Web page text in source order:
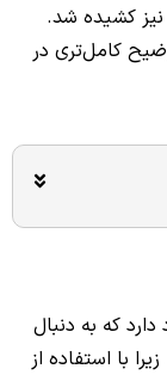
نیز کشیده شد.
کامل‌تری در
دارد که به دنبال
با استفاده از